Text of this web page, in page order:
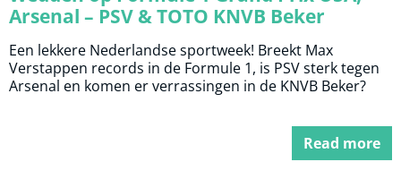
Arsenal – PSV & TOTO KNVB Beker
Een lekkere Nederlandse sportweek! Breekt Max
Verstappen records in de Formule 1, is PSV sterk tegen
Arsenal en komen er verrassingen in de KNVB Beker?
Read more